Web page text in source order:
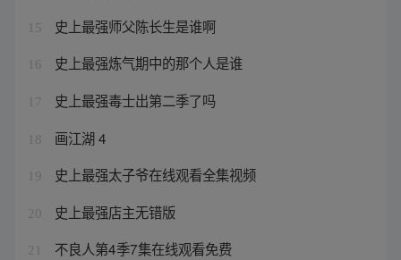
15 史上最强师父陈长生是谁啊
16 史上最强炼气期中的那个人是谁
17 史上最强毒士出第二季了吗
18 画江湖 4
19 史上最强太子爷在线观看全集视频
20 史上最强店主无错版
21 不良人第4季7集在线观看免费